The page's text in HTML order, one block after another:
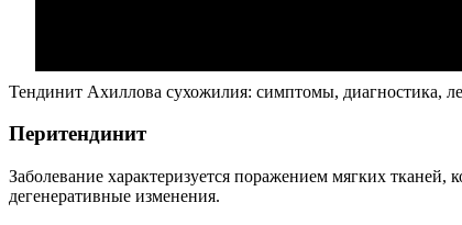
Тендинит Ахиллова сухожилия: симптомы, диагностика,
Перитендинит
Заболевание характеризуется поражением мягких
дегенеративные изменения.